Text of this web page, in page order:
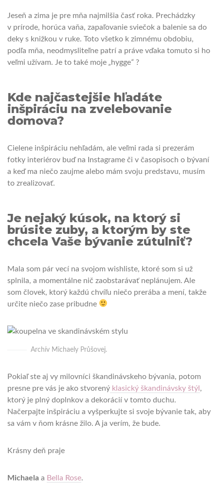
Jeseň a zima je pre mňa najmilšia časť roka. Prechádzky
v prírode, horúca vaňa, zapaľovanie sviečok a balenie sa do
deky s knižkou v ruke. Toto všetko k zimnému obdobiu,
podľa mňa, neodmysliteľne patrí a práve vďaka tomuto si ho
veľmi užívam. Je to také moje „hygge“ ?
Kde najčastejšie hľadáte
inšpiráciu na zvelebovanie
domova?
Cielene inšpiráciu nehľadám, ale veľmi rada si prezerám
fotky interiérov buď na Instagrame či v časopisoch o bývaní
a keď ma niečo zaujme alebo mám svoju predstavu, musím
to zrealizovať.
Je nejaký kúsok, na ktorý si
brúsite zuby, a ktorým by ste
chcela Vaše bývanie zútulniť?
Mala som pár vecí na svojom wishliste, ktoré som si už
splnila, a momentálne nič zaobstarávať neplánujem. Ale
som človek, ktorý každú chvíľu niečo prerába a mení, takže
určite niečo zase pribudne
Archív Michaely Průšovej.
Pokiaľ ste aj vy milovníci škandinávskeho bývania, potom
presne pre vás je ako stvorený klasický škandinávsky štýl ,
ktorý je plný doplnkov a dekorácií v tomto duchu.
Načerpajte inšpiráciu a vyšperkujte si svoje bývanie tak, aby
sa vám v ňom krásne žilo. A ja verím, že bude.
Krásny deň praje
Michaela a Bella Rose.